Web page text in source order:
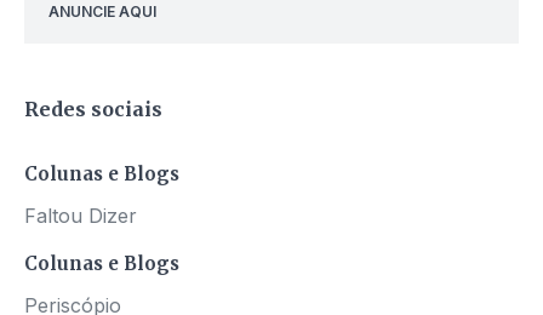
ANUNCIE AQUI
Redes sociais
Colunas e Blogs
Faltou Dizer
Colunas e Blogs
Periscópio